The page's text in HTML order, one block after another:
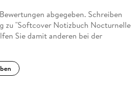
abgegeben. Schreiben
zu "Softcover Notizbuch Nocturnelle
Sie damit anderen bei der